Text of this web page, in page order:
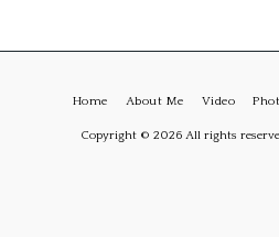
Home About Me Video
Copyright © 2026 All rights